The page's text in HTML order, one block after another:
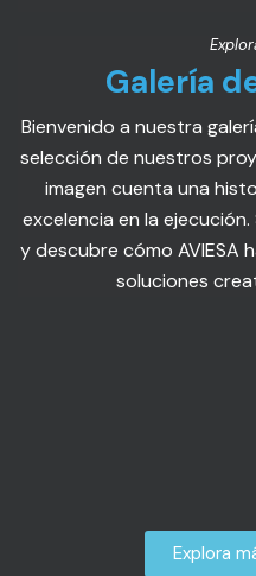
Galería
Bienvenido a nuestra
selección de nuestros
imagen cuenta una
excelencia en la
y descubre cómo AVIESA
soluciones
Explora